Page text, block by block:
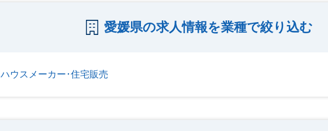
愛媛県の求人情報を業種で絞り込む
ハウスメーカー･住宅販売